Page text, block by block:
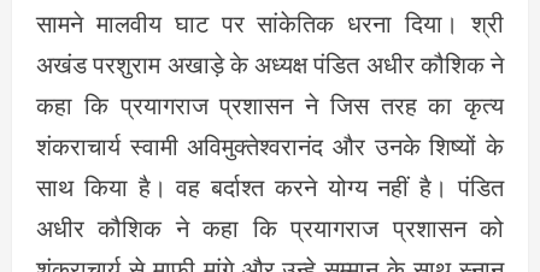
सामने मालवीय घाट पर सांकेतिक धरना दिया। श्री
अखंड परशुराम अखाड़े के अध्यक्ष पंडित अधीर कौशिक ने
कहा कि प्रयागराज प्रशासन ने जिस तरह का कृत्य
शंकराचार्य स्वामी अविमुक्तेश्वरानंद और उनके शिष्यों के
साथ किया है। वह बर्दाश्त करने योग्य नहीं है। पंडित
अधीर कौशिक ने कहा कि प्रयागराज प्रशासन को